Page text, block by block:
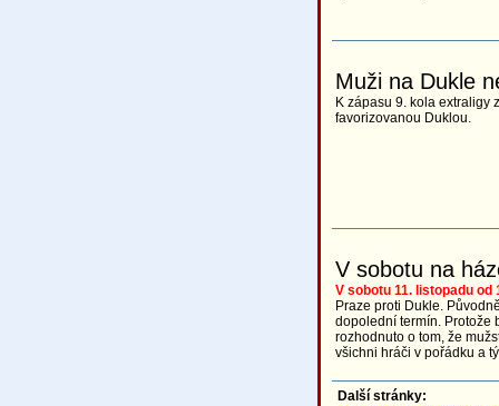
Muži na Dukle
K zápasu 9. kola extraligy
favorizovanou Duklou.
V sobotu na
V sobotu 11. listopadu od
Praze proti Dukle.
dopolední termín. Protože
rozhodnuto o tom, že
všichni hráči v pořádku a
Další stránky: